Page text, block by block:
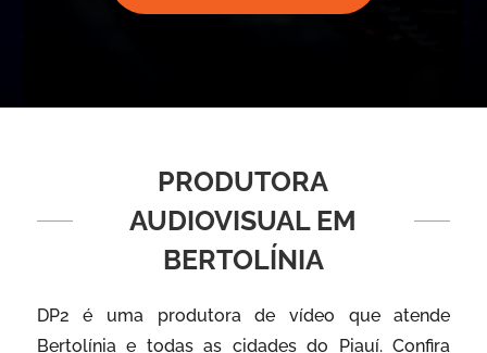
PRODUTORA
AUDIOVISUAL EM
BERTOLÍNIA
DP2 é uma produtora de vídeo que atende
Bertolínia e todas as cidades do Piauí. Confira